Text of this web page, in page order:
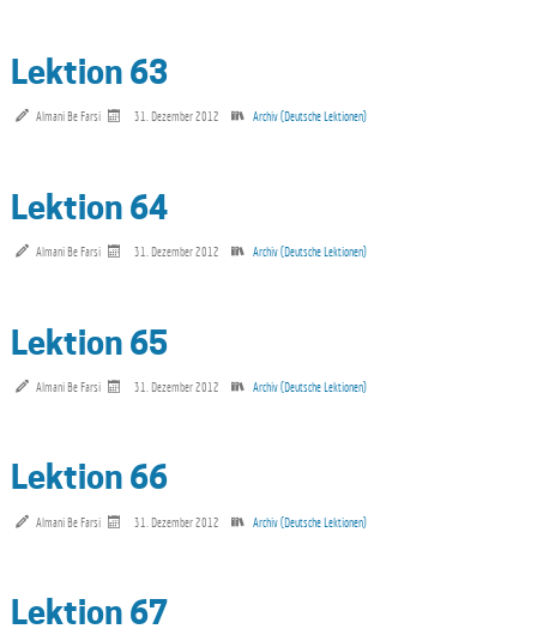
Lektion 63
Almani Be Farsi 31. Dezember 2012 Archiv (Deutsche Lektionen)
Lektion 64
Almani Be Farsi 31. Dezember 2012 Archiv (Deutsche Lektionen)
Lektion 65
Almani Be Farsi 31. Dezember 2012 Archiv (Deutsche Lektionen)
Lektion 66
Almani Be Farsi 31. Dezember 2012 Archiv (Deutsche Lektionen)
Lektion 67